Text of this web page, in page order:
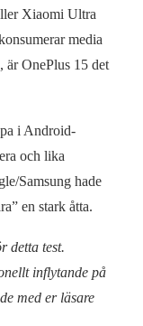
Xiaomi Ultra
media
är OnePlus 15 det
i Android-
och lika
Samsung hade
en stark åtta.
detta test.
inflytande på
med er läsare